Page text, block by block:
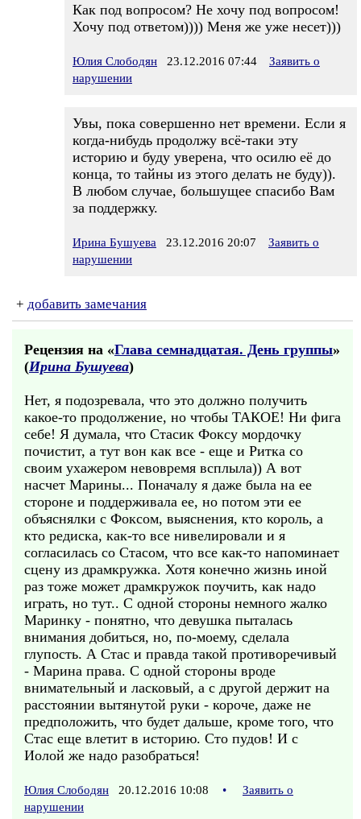
Как под вопросом? Не хочу под вопросом!
Хочу под ответом)))) Меня же уже несет)))
Юлия Слободян 23.12.2016 07:44
Заявить о
нарушении
Увы, пока совершенно нет времени. Если я
когда-нибудь продолжу всё-таки эту
историю и буду уверена, что осилю её до
конца, то тайны из этого делать не буду)).
В любом случае, большущее спасибо Вам
за поддержку.
Ирина Бушуева 23.12.2016 20:07
Заявить о
нарушении
+ добавить замечания
Рецензия на «Глава семнадцатая. День группы»
(Ирина Бушуева)
Нет, я подозревала, что это должно получить
какое-то продолжение, но чтобы ТАКОЕ! Ни фига
себе! Я думала, что Стасик Фоксу мордочку
почистит, а тут вон как все - еще и Ритка со
своим ухажером невовремя всплыла)) А вот
насчет Марины... Поначалу я даже была на ее
стороне и поддерживала ее, но потом эти ее
объяснялки с Фоксом, выяснения, кто король, а
кто редиска, как-то все нивелировали и я
согласилась со Стасом, что все как-то напоминает
сцену из драмкружка. Хотя конечно жизнь иной
раз тоже может драмкружок поучить, как надо
играть, но тут.. С одной стороны немного жалко
Маринку - понятно, что девушка пыталась
внимания добиться, но, по-моему, сделала
глупость. А Стас и правда такой противоречивый
- Марина права. С одной стороны вроде
внимательный и ласковый, а с другой держит на
расстоянии вытянутой руки - короче, даже не
предположить, что будет дальше, кроме того, что
Стас еще влетит в историю. Сто пудов! И с
Иолой же надо разобраться!
Юлия Слободян 20.12.2016 10:08 •
Заявить о
нарушении